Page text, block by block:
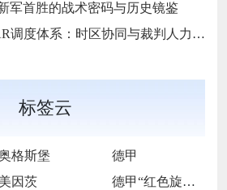
军首胜的战术密码与历史镜鉴
体系：时区协同与裁判人力配置优化策略
标签云
格斯堡
德甲
美因茨
德甲“红色旋风”的激情逐梦征途